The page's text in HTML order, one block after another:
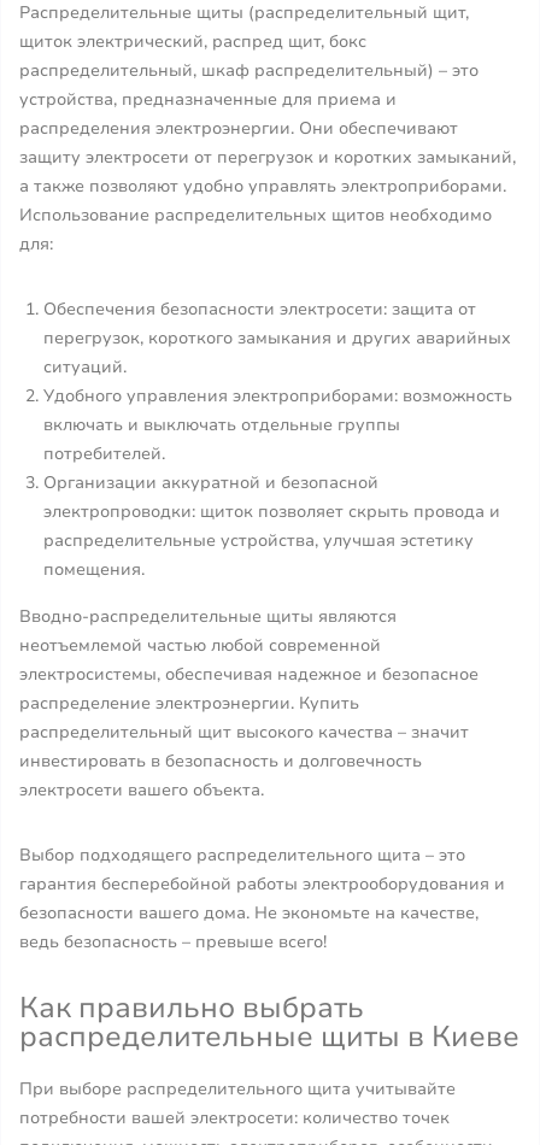
Распределительные щиты (распределительный щит,
щиток электрический, распред щит, бокс
распределительный, шкаф распределительный) – это
устройства, предназначенные для приема и
распределения электроэнергии. Они обеспечивают
защиту электросети от перегрузок и коротких замыканий,
а также позволяют удобно управлять электроприборами.
Использование распределительных щитов необходимо
для:
Обеспечения безопасности электросети: защита от
перегрузок, короткого замыкания и других аварийных
ситуаций.
Удобного управления электроприборами: возможность
включать и выключать отдельные группы
потребителей.
Организации аккуратной и безопасной
электропроводки: щиток позволяет скрыть провода и
распределительные устройства, улучшая эстетику
помещения.
Вводно-распределительные щиты являются
неотъемлемой частью любой современной
электросистемы, обеспечивая надежное и безопасное
распределение электроэнергии. Купить
распределительный щит высокого качества – значит
инвестировать в безопасность и долговечность
электросети вашего объекта.
Выбор подходящего распределительного щита – это
гарантия бесперебойной работы электрооборудования и
безопасности вашего дома. Не экономьте на качестве,
ведь безопасность – превыше всего!
Как правильно выбрать
распределительные щиты в Киеве
При выборе распределительного щита учитывайте
потребности вашей электросети: количество точек